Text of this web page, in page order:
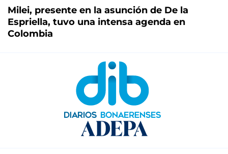
Milei, presente en la asunción de De la
Espriella, tuvo una intensa agenda en
Colombia